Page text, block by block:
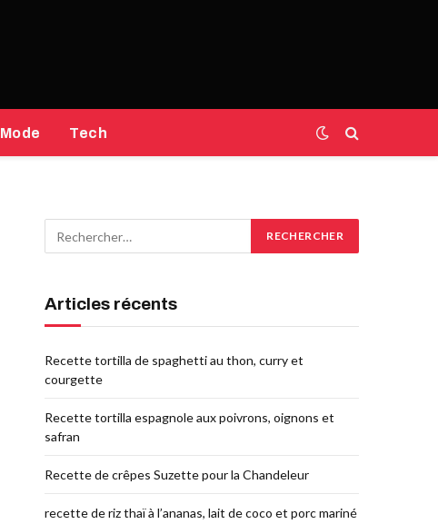
Mode Tech
Articles récents
Recette tortilla de spaghetti au thon, curry et
courgette
Recette tortilla espagnole aux poivrons, oignons et
safran
Recette de crêpes Suzette pour la Chandeleur
recette de riz thaï à l’ananas, lait de coco et porc mariné